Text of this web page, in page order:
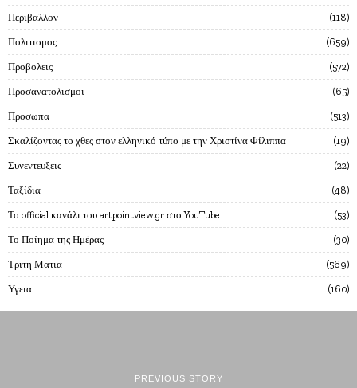
Περιβαλλον 118
Πολιτισμος 659
Προβολεις 572
Προσανατολισμοι 65
Προσωπα 513
Σκαλίζοντας το χθες στον ελληνικό τύπο με την Χριστίνα Φίλιππα 19
Συνεντευξεις 22
Ταξίδια 48
Το official κανάλι του artpointview.gr στο YouTube 53
Το Ποίημα της Ημέρας 30
Τριτη Ματια 569
Υγεια 160
PREVIOUS STORY